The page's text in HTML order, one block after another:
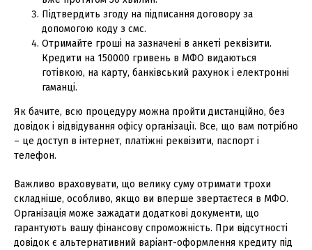
Підтвердить згоду на підписання договору за
допомогою коду з смс.
Отримайте гроші на зазначені в анкеті реквізити.
Кредити на 150000 гривень в МФО видаються
готівкою, на карту, банківський рахунок і електронні
гаманці.
Як бачите, всю процедуру можна пройти дистанційно, без
довідок і відвідування офісу організації. Все, що вам потрібно
– це доступ в інтернет, платіжні реквізити, паспорт і
телефон.
Важливо враховувати, що велику суму отримати трохи
складніше, особливо, якщо ви вперше звертаєтеся в МФО.
Організація може зажадати додаткові документи, що
гарантують вашу фінансову спроможність. При відсутності
довідок є альтернативний варіант-оформлення кредиту під